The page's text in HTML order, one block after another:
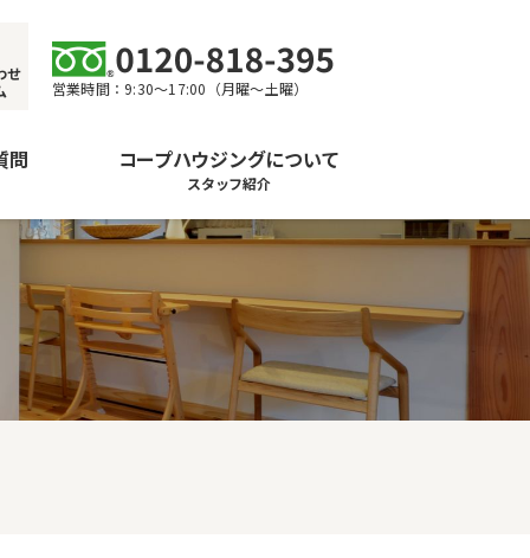
せ
営業時間：9:30〜17:00（月曜〜土曜）
問 コープハウジングについて
スタッフ紹介